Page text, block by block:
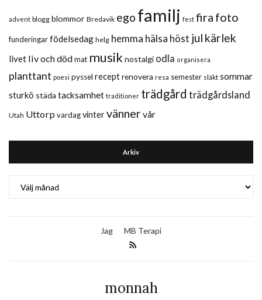
advent blogg blommor Bredavik ego familj fest fira foto
funderingarfödelsedag helg hemma hälsa höst jul kärlek
livet liv och dödmat musik nostalgi odla organisera
planttant poesi pyssel receptrenovera resa semester släkt sommar
sturkö städa tacksamhet traditioner trädgård trädgårdsland
Utah Uttorp vardagvintervänner vår
Arkiv
Jag MB Terapi
monnah